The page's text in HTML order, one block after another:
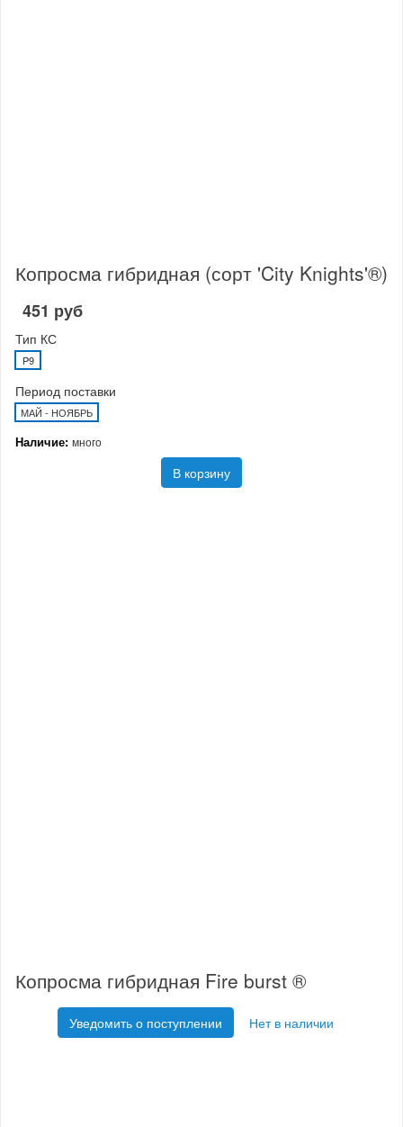
Копросма гибридная (сорт 'City Knights'®)
451 руб
Тип КС
P9
Период поставки
МАЙ - НОЯБРЬ
Наличие: много
В корзину
Копросма гибридная Fire burst ®
Уведомить о поступлении Нет в наличии